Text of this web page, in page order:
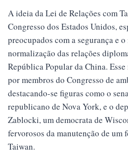
A ideia da Lei de Relações com
Congresso dos Estados Unidos,
preocupados com a segurança e
normalização das relações
República Popular da China.
por membros do Congresso de
destacando-se figuras como o
republicano de Nova York, e o
Zablocki, um democrata de
fervorosos da manutenção de
Taiwan.